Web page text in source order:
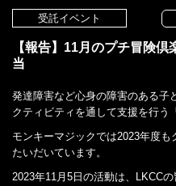
受託イベント
【報告】11月のプチ冒険
当
発達障害など心身の障害のある子
クティビティを通して支援を行う
モンキーマジックでは2023年度
たいだいています。
2023年11月5日の活動は、LKCC